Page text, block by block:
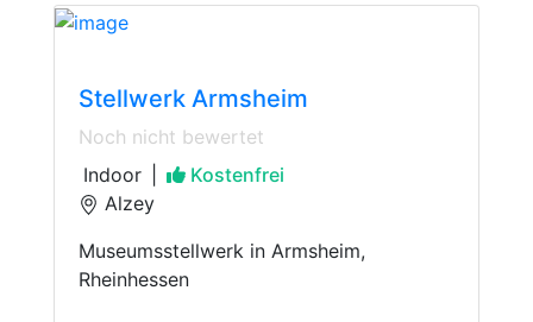
Stellwerk Armsheim
Noch nicht bewertet
Indoor
Kostenfrei
Alzey
Museumsstellwerk in Armsheim,
Rheinhessen